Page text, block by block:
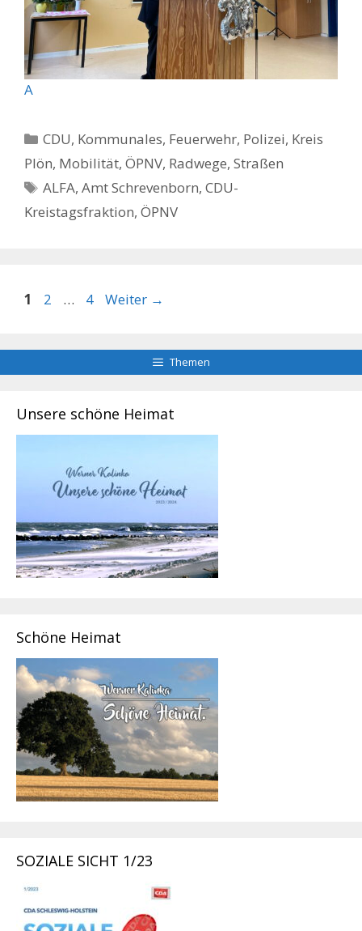
A
Kategorien
CDU, Kommunales, Feuerwehr, Polizei, Kreis
Plön, Mobilität, ÖPNV, Radwege, Straßen
Schlagwörter
ALFA,Amt Schrevenborn,CDU-
Kreistagsfraktion, ÖPNV
Seite
1 Seite
2 … Seite
4 Weiter →
Themen
Unsere schöne Heimat
Schöne Heimat
SOZIALE SICHT 1/23